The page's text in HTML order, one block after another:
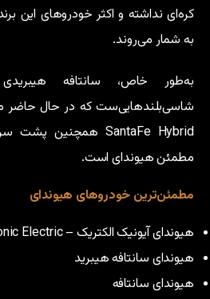
کره‌ای نداشته و اکثر خودروهای این
به شمار می‌روند.
به‌طور خاص، سانتافه
شاسی‌بلندهایی‌ست که در حال حاضر
مطمئن هیوندای است.
مطمئن‌ترین خودروهای هیوندای
هیوندای آیونیک الکتریک – Hyndai Ionic Electric
هیوندای سانتافه هیبرید
هیوندای سانتافه